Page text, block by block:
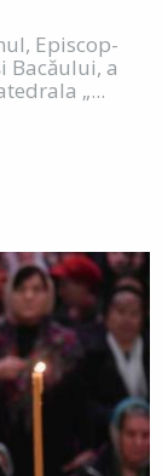
Episcop-
Bacăului, a
„...